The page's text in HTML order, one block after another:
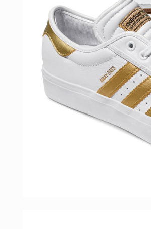
VOICE OF FREEDOM
TONY ALVA (ENGLISH)